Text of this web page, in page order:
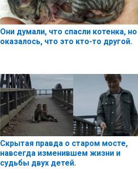
Они думали, что спасли котенка, но
оказалось, что это кто-то другой.
Скрытая правда о старом мосте,
навсегда изменившем жизни и
судьбы двух детей.